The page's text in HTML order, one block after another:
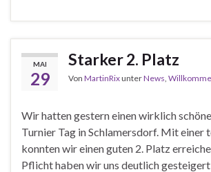
MAI
29
Starker 2. Platz
Von MartinRixunterNews
Wir hatten gestern einen wirklich
Turnier Tag in Schlamersdorf. Mit einer
konnten wir einen guten 2. Platz
Pflicht haben wir uns deutlich